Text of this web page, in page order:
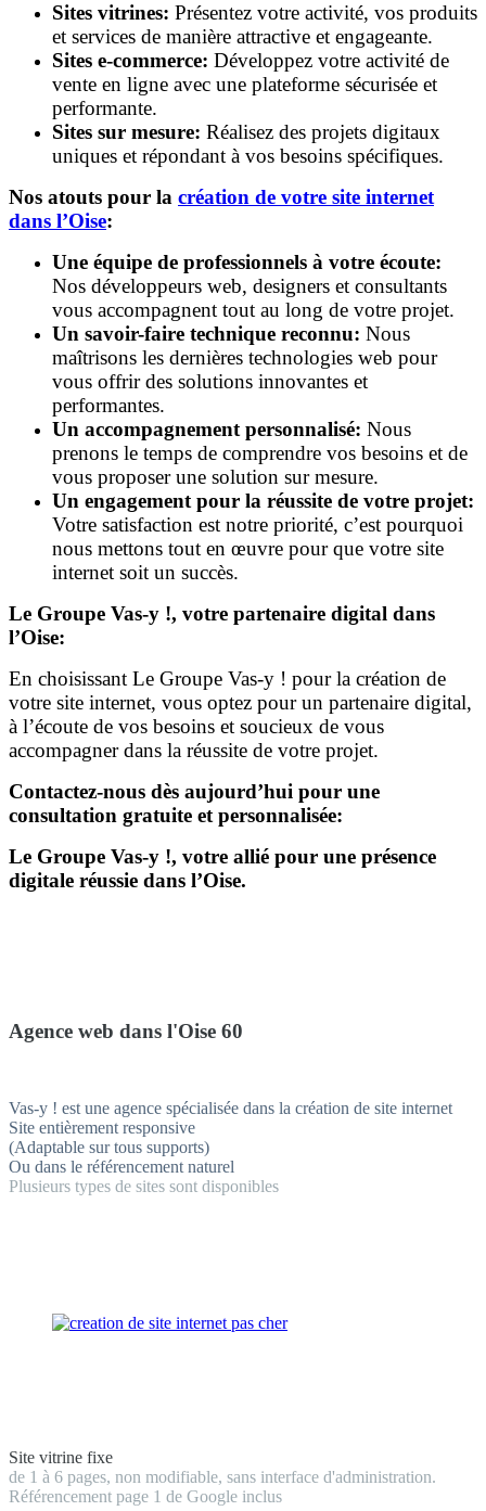
Sites vitrines: Présentez votre activité, vos produits
et services de manière attractive et engageante.
Sites e-commerce: Développez votre activité de
vente en ligne avec une plateforme sécurisée et
performante.
Sites sur mesure: Réalisez des projets digitaux
uniques et répondant à vos besoins spécifiques.
Nos atouts pour la création de votre site internet
dans l’Oise:
Une équipe de professionnels à votre écoute:
Nos développeurs web, designers et consultants
vous accompagnent tout au long de votre projet.
Un savoir-faire technique reconnu: Nous
maîtrisons les dernières technologies web pour
vous offrir des solutions innovantes et
performantes.
Un accompagnement personnalisé: Nous
prenons le temps de comprendre vos besoins et de
vous proposer une solution sur mesure.
Un engagement pour la réussite de votre projet:
Votre satisfaction est notre priorité, c’est pourquoi
nous mettons tout en œuvre pour que votre site
internet soit un succès.
Le Groupe Vas-y !, votre partenaire digital dans
l’Oise:
En choisissant Le Groupe Vas-y ! pour la création de
votre site internet, vous optez pour un partenaire digital,
à l’écoute de vos besoins et soucieux de vous
accompagner dans la réussite de votre projet.
Contactez-nous dès aujourd’hui pour une
consultation gratuite et personnalisée:
Le Groupe Vas-y !, votre allié pour une présence
digitale réussie dans l’Oise.
Agence web dans l'Oise 60
Vas-y ! est une agence spécialisée dans la création de site internet
Site entièrement responsive
(Adaptable sur tous supports)
Ou dans le référencement naturel
Plusieurs types de sites sont disponibles
Site vitrine fixe
de 1 à 6 pages, non modifiable, sans interface d'administration.
Référencement page 1 de Google inclus